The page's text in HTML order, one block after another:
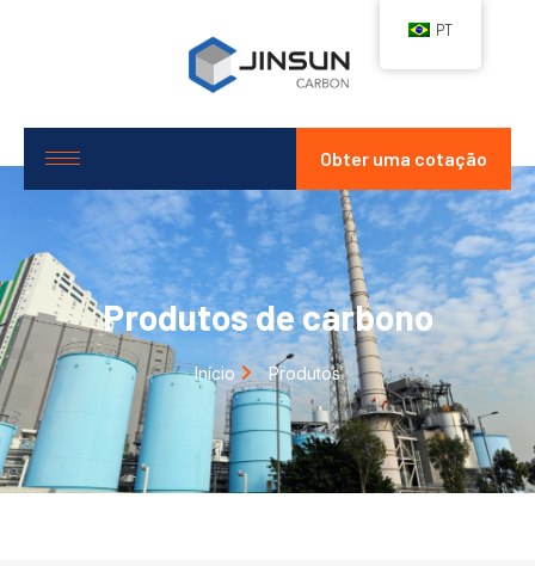
Obter uma cotação
Produtos de carbono
Início Produtos
PT